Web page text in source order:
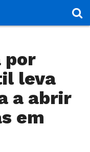
por
leva
a abrir
em